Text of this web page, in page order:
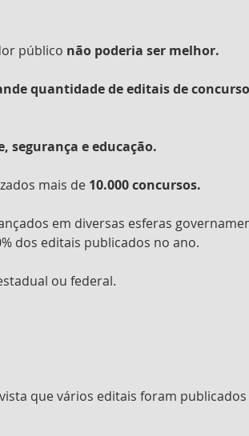
público não poderia ser melhor.
quantidade de editais de
segurança e educação.
mais de 10.000 concursos.
em diversas esferas
dos editais publicados no ano.
ou federal.
que vários editais foram